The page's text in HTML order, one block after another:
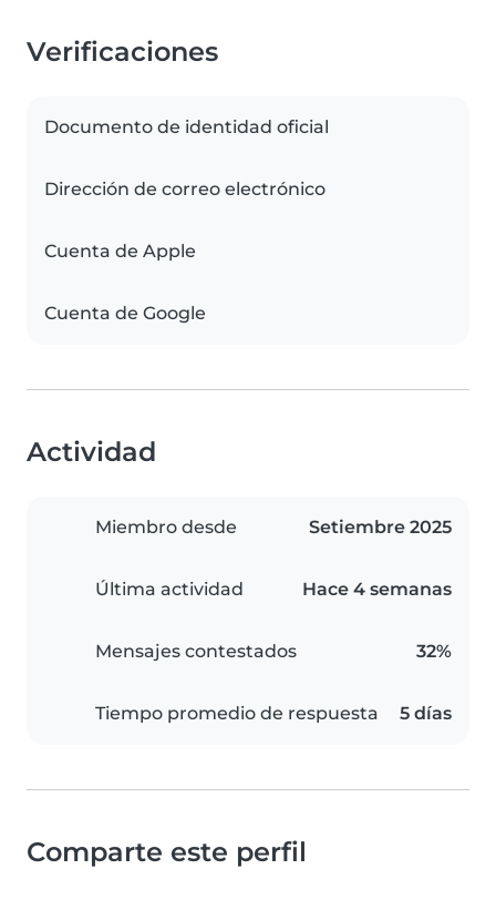
Verificaciones
Documento de identidad oficial
Dirección de correo electrónico
Cuenta de Apple
Cuenta de Google
Actividad
Miembro desde Setiembre 2025
Última actividad Hace 4 semanas
Mensajes contestados 32%
Tiempo promedio de respuesta 5 días
Comparte este perfil